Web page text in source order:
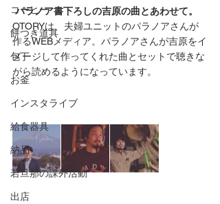
コーヒー
餅つき道具
包丁
お釜
インスタライブ
給食器具
納品
若旦那の課外活動
出店
パラノア書下ろしの吉原の曲とあわせて。
OTORYは、夫婦ユニットのパラノアさんが
作るWEBメディア。パラノアさんが吉原をイ
メージして作ってくれた曲とセットで聴きな
がら読めるようになっています。